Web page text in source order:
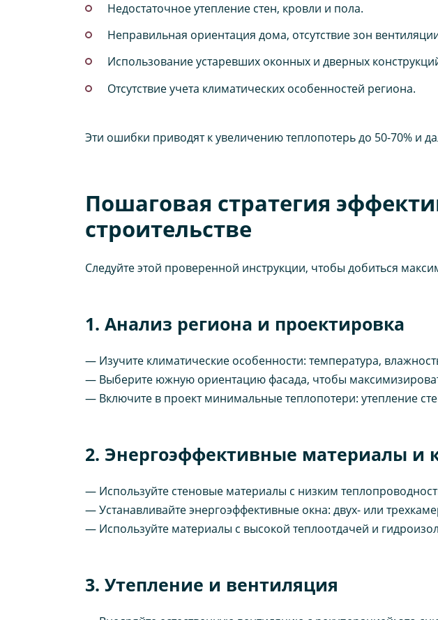
Недостаточное утепление стен, кровли и пола.
Неправильная ориентация дома, отсутствие зон
Использование устаревших оконных и дверных
Отсутствие учета климатических особенностей региона.
Эти ошибки приводят к увеличению теплопотерь до 50-70% и
Пошаговая стратегия
строительстве
Следуйте этой проверенной инструкции, чтобы добиться
1. Анализ региона и проектировка
— Изучите климатические особенности: температура,
— Выберите южную ориентацию фасада, чтобы
— Включите в проект минимальные теплопотери: утепление
2. Энергоэффективные материалы и
— Используйте стеновые материалы с низким
— Устанавливайте энергоэффективные окна: двух- или
— Используйте материалы с высокой теплоотдачей и
3. Утепление и вентиляция